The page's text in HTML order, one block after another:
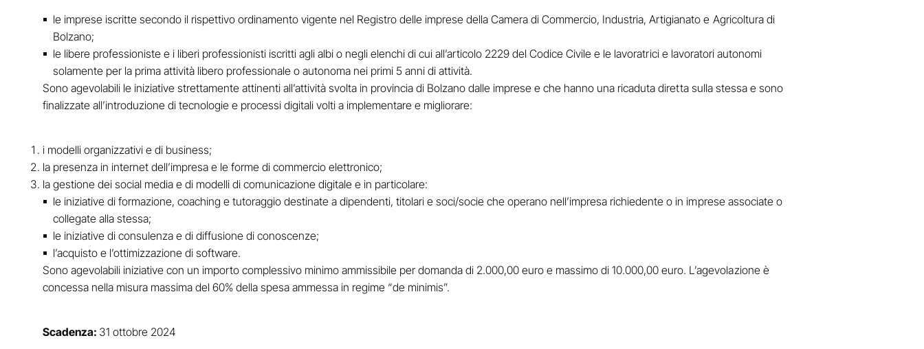
le imprese iscritte secondo il rispettivo ordinamento vigente nel Registro delle imprese della Camera di Commercio, Industria, Artigianato e Agricoltura di
Bolzano;
le libere professioniste e i liberi professionisti iscritti agli albi o negli elenchi di cui all’articolo 2229 del Codice Civile e le lavoratrici e lavoratori autonomi
solamente per la prima attività libero professionale o autonoma nei primi 5 anni di attività.
Sono agevolabili le iniziative strettamente attinenti all’attività svolta in provincia di Bolzano dalle imprese e che hanno una ricaduta diretta sulla stessa e sono
finalizzate all’introduzione di tecnologie e processi digitali volti a implementare e migliorare:
i modelli organizzativi e di business;
la presenza in internet dell’impresa e le forme di commercio elettronico;
la gestione dei social media e di modelli di comunicazione digitale e in particolare:
le iniziative di formazione, coaching e tutoraggio destinate a dipendenti, titolari e soci/socie che operano nell’impresa richiedente o in imprese associate o
collegate alla stessa;
le iniziative di consulenza e di diffusione di conoscenze;
l’acquisto e l’ottimizzazione di software.
Sono agevolabili iniziative con un importo complessivo minimo ammissibile per domanda di 2.000,00 euro e massimo di 10.000,00 euro. L’agevolazione è
concessa nella misura massima del 60% della spesa ammessa in regime “de minimis”.
Scadenza: 31 ottobre 2024